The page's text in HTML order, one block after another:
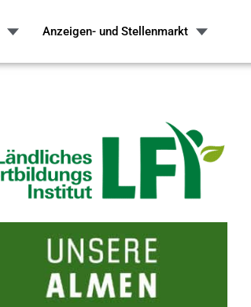
Anzeigen- und Stellenmarkt